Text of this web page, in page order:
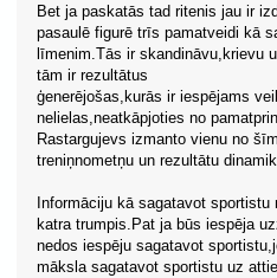
Bet ja paskatās tad ritenis jau ir
pasaulē figurē trīs pamatveidi kā
līmenim.Tās ir skandināvu,krievu
tām ir rezultātus
ģenerējošas,kurās ir iespējams
nelielas,neatkāpjoties no
Rastargujevs izmanto vienu no
treniņnometņu un rezultātu
Informāciju kā sagatavot
katra trumpis.Pat ja būs iespēja
nedos iespēju sagatavot
māksla sagatavot sportistu uz